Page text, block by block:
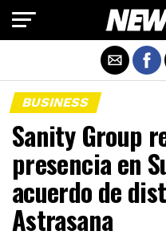
BUSINESS
Sanity Group
presencia en
acuerdo de
Astrasana
Salir de